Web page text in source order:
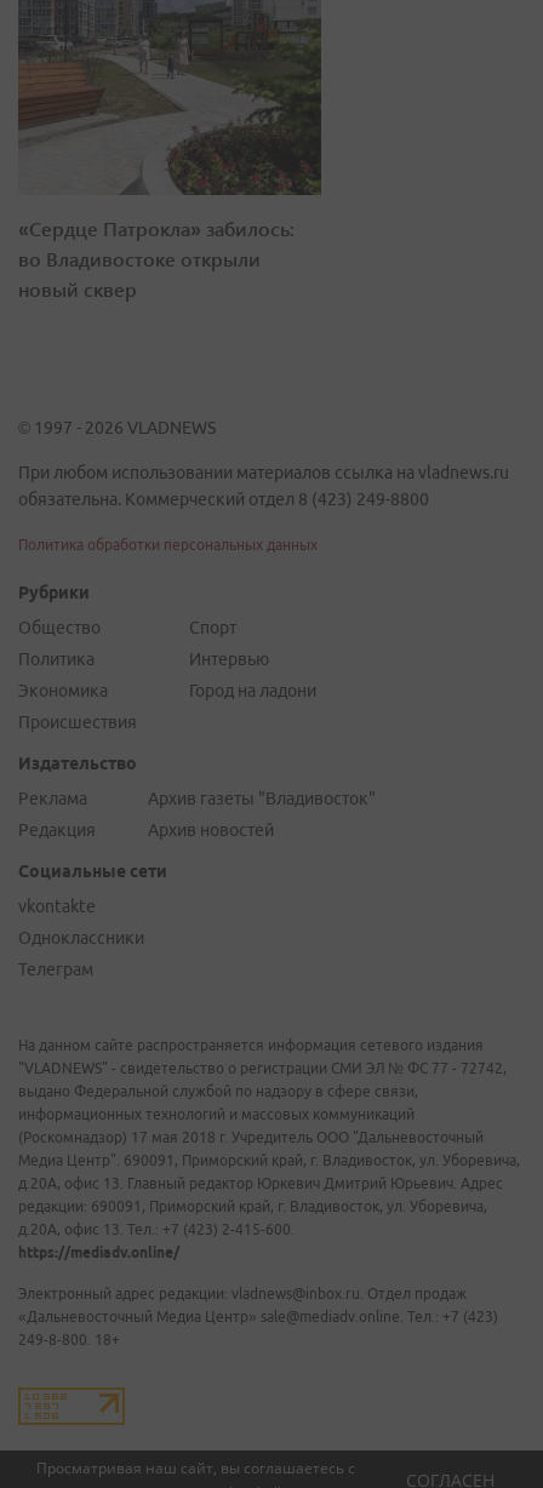
Просматривая наш сайт, вы соглашаетесь с
СОГЛАСЕН
«Сердце Патрокла» забилось:
во Владивостоке открыли
новый сквер
© 1997 - 2026 VLADNEWS
При любом использовании материалов ссылка на vladnews.ru
обязательна. Коммерческий отдел 8 (423) 249-8800
Политика обработки персональных данных
Рубрики
Общество
Политика
Экономика
Происшествия
Спорт
Интервью
Город на ладони
Издательство
Реклама
Редакция
Архив газеты "Владивосток"
Архив новостей
Социальные сети
vkontakte
Одноклассники
Телеграм
На данном сайте распространяется информация сетевого издания
"VLADNEWS" - свидетельство о регистрации СМИ ЭЛ № ФС 77 - 72742,
выдано Федеральной службой по надзору в сфере связи,
информационных технологий и массовых коммуникаций
(Роскомнадзор) 17 мая 2018 г. Учредитель ООО "Дальневосточный
Медиа Центр". 690091, Приморский край, г. Владивосток, ул. Уборевича,
д.20А, офис 13. Главный редактор Юркевич Дмитрий Юрьевич. Адрес
редакции: 690091, Приморский край, г. Владивосток, ул. Уборевича,
д.20А, офис 13. Тел.: +7 (423) 2-415-600.
https://mediadv.online/
Электронный адрес редакции: vladnews@inbox.ru. Отдел продаж
«Дальневосточный Медиа Центр» sale@mediadv.online. Тел.: +7 (423)
249-8-800. 18+